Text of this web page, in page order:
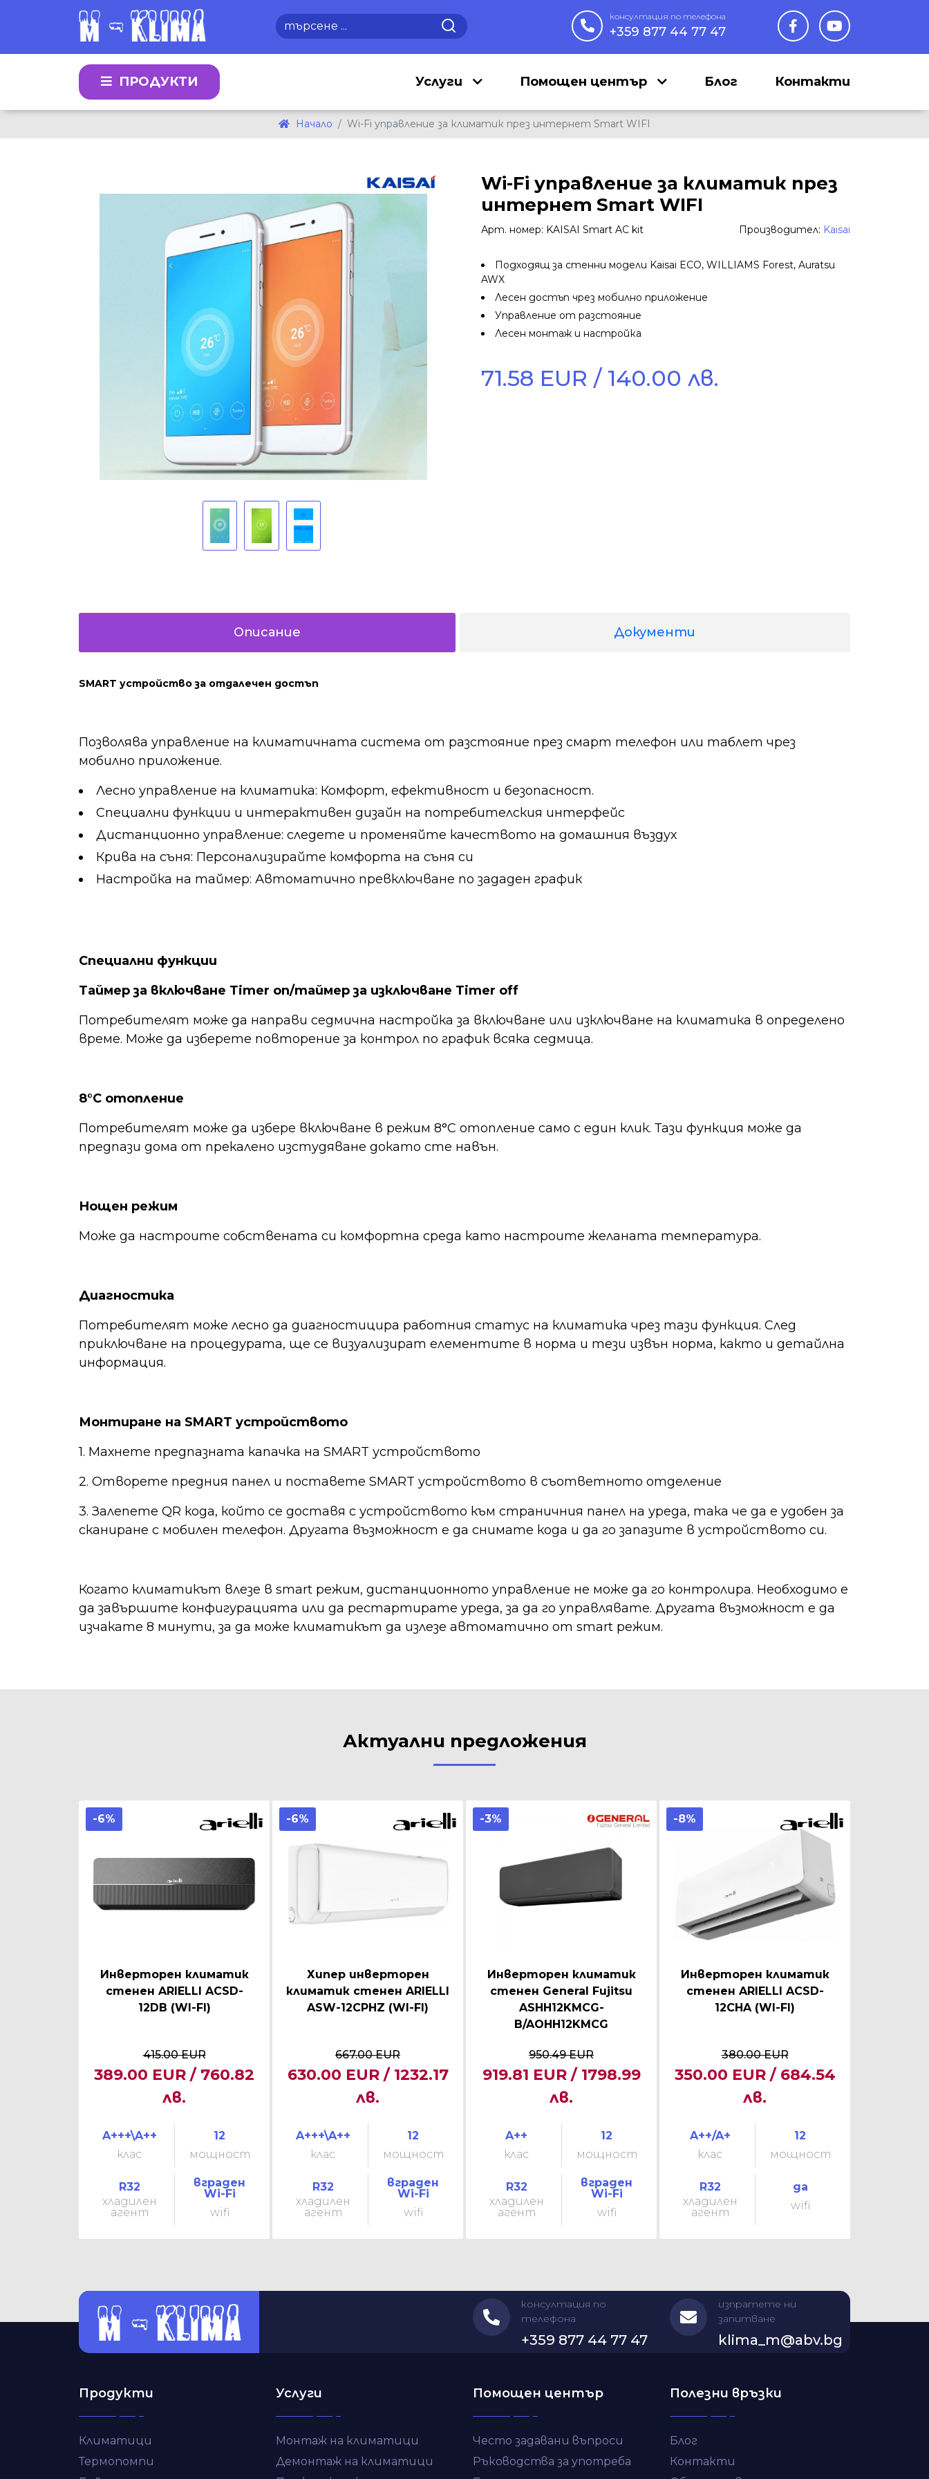
консултация по телефона
+359 877 44 77 47
ПРОДУКТИ Услуги Помощен център Блог Контакти
Начало Wi-Fi управление за климатик през интернет Smart WIFI
Wi-Fi управление за климатик през
интернет Smart WIFI
Арт. номер: KAISAI Smart AC kit Производител: Kaisai
Подходящ за стенни модели Kaisai ECO, WILLIAMS Forest, Auratsu
AWX
Лесен достъп чрез мобилно приложение
Управление от разстояние
Лесен монтаж и настройка
71.58 EUR / 140.00 лв.
Описание Документи
SMART устройство за отдалечен достъп
Позволява управление на климатичната система от разстояние през смарт телефон или таблет чрез
мобилно приложение.
Лесно управление на климатика: Комфорт, ефективност и безопасност.
Специални функции и интерактивен дизайн на потребителския интерфейс
Дистанционно управление: следете и променяйте качеството на домашния въздух
Крива на съня: Персонализирайте комфорта на съня си
Настройка на таймер: Автоматично превключване по зададен график
Специални функции
Таймер за включване Timer on/таймер за изключване Timer off
Потребителят може да направи седмична настройка за включване или изключване на климатика в определено
време. Може да изберете повторение за контрол по график всяка седмица.
8°C отопление
Потребителят може да избере включване в режим 8°C отопление само с един клик. Тази функция може да
предпази дома от прекалено изстудяване докато сте навън.
Нощен режим
Може да настроите собствената си комфортна среда като настроите желаната температура.
Диагностика
Потребителят може лесно да диагностицира работния статус на климатика чрез тази функция. След
приключване на процедурата, ще се визуализират елементите в норма и тези извън норма, както и детайлна
информация.
Монтиране на SMART устройството
1. Махнете предпазната капачка на SMART устройството
2. Отворете предния панел и поставете SMART устройството в съответното отделение
3. Залепете QR кода, който се доставя с устройството към страничния панел на уреда, така че да е удобен за
сканиране с мобилен телефон. Другата възможност е да снимате кода и да го запазите в устройството си.
Когато климатикът влезе в smart режим, дистанционното управление не може да го контролира. Необходимо е
да завършите конфигурацията или да рестартирате уреда, за да го управлявате. Другата възможност е да
изчакате 8 минути, за да може климатикът да излезе автоматично от smart режим.
Актуални предложения
-6%
Инверторен климатик
стенен ARIELLI ACSD-
12DB (WI-FI)
415.00 EUR
389.00 EUR / 760.82
лв.
A+++\A++
клас
12
мощност
R32
хладилен
агент
вграден
Wi-Fi
wifi
-6%
Хипер инверторен
климатик стенен ARIELLI
ASW-12CPHZ (WI-FI)
667.00 EUR
630.00 EUR / 1232.17
лв.
A+++\A++
клас
12
мощност
R32
хладилен
агент
вграден
Wi-Fi
wifi
-3%
Инверторен климатик
стенен General Fujitsu
ASHH12KMCG-
B/AOHH12KMCG
950.49 EUR
919.81 EUR / 1798.99
лв.
A++
клас
12
мощност
R32
хладилен
агент
вграден
Wi-Fi
wifi
-8%
Инверторен климатик
стенен ARIELLI ACSD-
12CHA (WI-FI)
380.00 EUR
350.00 EUR / 684.54
лв.
A++/A+
клас
12
мощност
R32
хладилен
агент
да
wifi
консултация по
телефона
+359 877 44 77 47
изпратете ни
запитване
klima_m@abv.bg
Продукти
Климатици
Термопомпи
Услуги
Монтаж на климатици
Демонтаж на климатици
Помощен център
Често задавани въпроси
Ръководства за употреба
Полезни връзки
Блог
Контакти